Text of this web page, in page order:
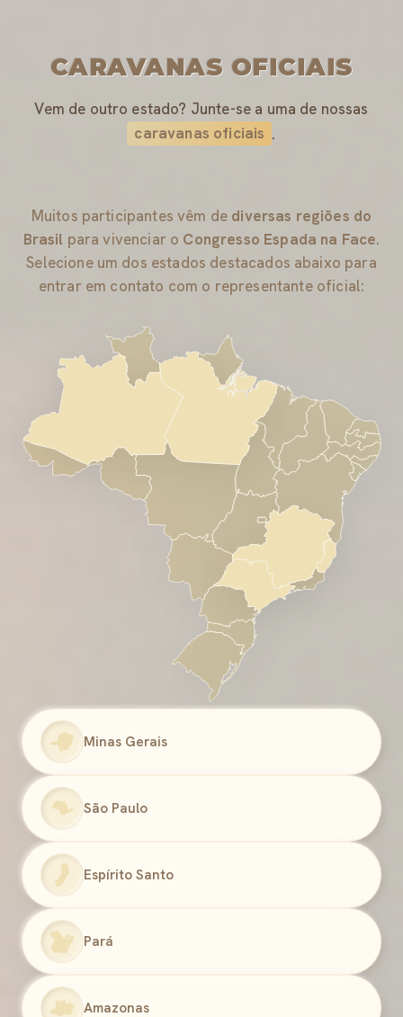
CARAVANAS OFICIAIS
Vem de outro estado? Junte-se a uma de nossas
caravanas oficiais .
Muitos participantes vêm de diversas regiões do
Brasil para vivenciar o Congresso Espada na Face.
Selecione um dos estados destacados abaixo para
entrar em contato com o representante oficial:
Minas Gerais
São Paulo
Espírito Santo
Pará
Amazonas